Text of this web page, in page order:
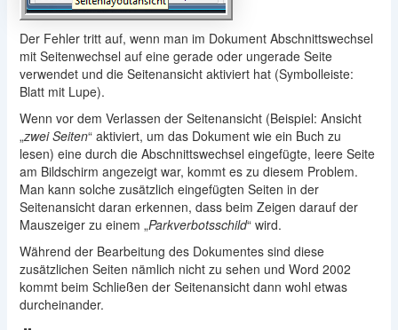
Der Fehler tritt auf, wenn man im Dokument Abschnittswechsel
mit Seitenwechsel auf eine gerade oder ungerade Seite
verwendet und die Seitenansicht aktiviert hat (Symbolleiste:
Blatt mit Lupe).
Wenn vor dem Verlassen der Seitenansicht (Beispiel: Ansicht
„zwei Seiten“ aktiviert, um das Dokument wie ein Buch zu
lesen) eine durch die Abschnittswechsel eingefügte, leere Seite
am Bildschirm angezeigt war, kommt es zu diesem Problem.
Man kann solche zusätzlich eingefügten Seiten in der
Seitenansicht daran erkennen, dass beim Zeigen darauf der
Mauszeiger zu einem „Parkverbotsschild“ wird.
Während der Bearbeitung des Dokumentes sind diese
zusätzlichen Seiten nämlich nicht zu sehen und Word 2002
kommt beim Schließen der Seitenansicht dann wohl etwas
durcheinander.